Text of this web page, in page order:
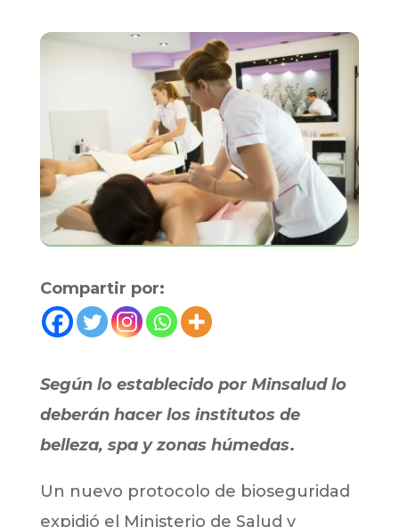
Compartir por:
Según lo establecido por Minsaludlo
deberán hacer los institutos de
belleza, spa y zonas húmedas.
Un nuevo protocolo de bioseguridad
expidió el Ministerio de Salud y